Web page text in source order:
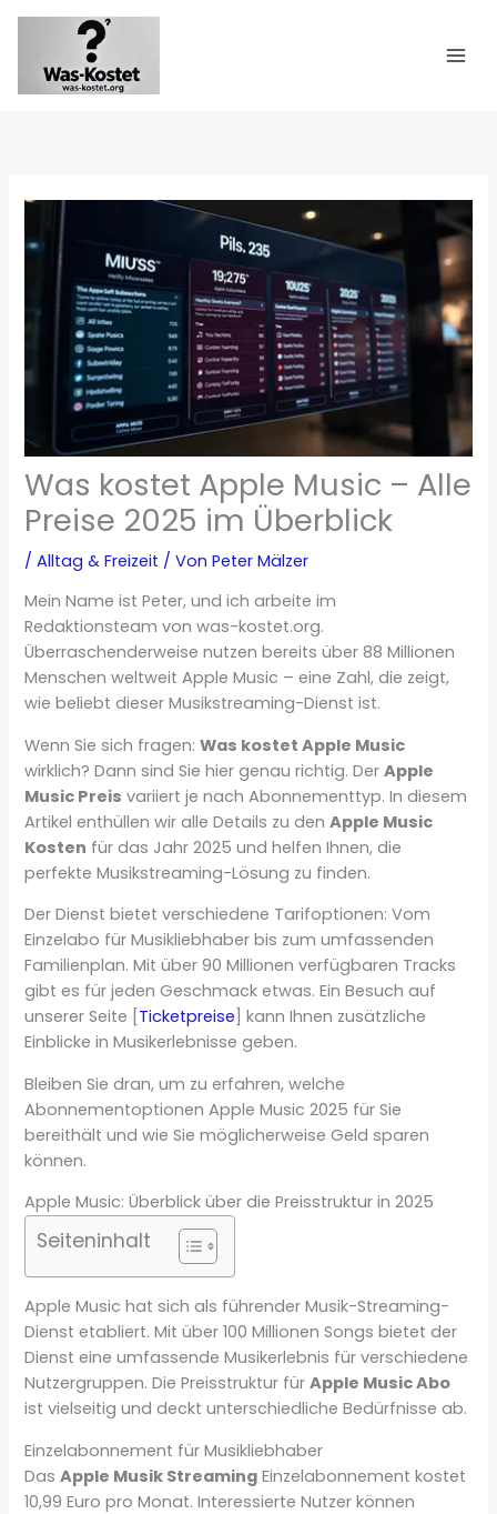
Zum
springen
Was kostet Apple Music – Alle
Preise 2025 im Überblick
/Alltag & Freizeit / VonPeter Mälzer
Mein Name ist Peter, und ich arbeite im
Redaktionsteam von was-kostet.org.
Überraschenderweise nutzen bereits über 88 Millionen
Menschen weltweit Apple Music – eine Zahl, die zeigt,
wie beliebt dieser Musikstreaming-Dienst ist.
Wenn Sie sich fragen:Was kostet Apple Music
wirklich? Dann sind Sie hier genau richtig. DerApple
Music Preis variiert je nach Abonnementtyp. In diesem
Artikel enthüllen wir alle Details zu denApple Music
Kosten für das Jahr 2025 und helfen Ihnen, die
perfekte Musikstreaming-Lösung zu finden.
Der Dienst bietet verschiedene Tarifoptionen: Vom
Einzelabo für Musikliebhaber bis zum umfassenden
Familienplan. Mit über 90 Millionen verfügbaren Tracks
gibt es für jeden Geschmack etwas. Ein Besuch auf
unserer Seite [ Ticketpreise ] kann Ihnen zusätzliche
Einblicke in Musikerlebnisse geben.
Bleiben Sie dran, um zu erfahren, welche
Abonnementoptionen Apple Music 2025 für Sie
bereithält und wie Sie möglicherweise Geld sparen
können.
Apple Music: Überblick über die Preisstruktur in 2025
Seiteninhalt
Apple Music hat sich als führender Musik-Streaming-
Dienst etabliert. Mit über 100 Millionen Songs bietet der
Dienst eine umfassende Musikerlebnis für verschiedene
Nutzergruppen. Die Preisstruktur fürApple Music Abo
ist vielseitig und deckt unterschiedliche Bedürfnisse ab.
Einzelabonnement für Musikliebhaber
DasApple Musik Streaming Einzelabonnement kostet
10,99 Euro pro Monat. Interessierte Nutzer können